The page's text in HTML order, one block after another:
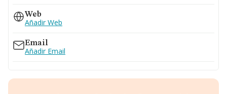
Web
Añadir Web
Email
Añadir Email